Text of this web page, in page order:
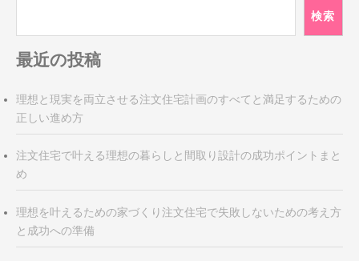
シ
ョ
ン
検索
最近の投稿
理想と現実を両立させる注文住宅計画のすべてと満足するための
正しい進め方
注文住宅で叶える理想の暮らしと間取り設計の成功ポイントまと
め
理想を叶えるための家づくり注文住宅で失敗しないための考え方
と成功への準備